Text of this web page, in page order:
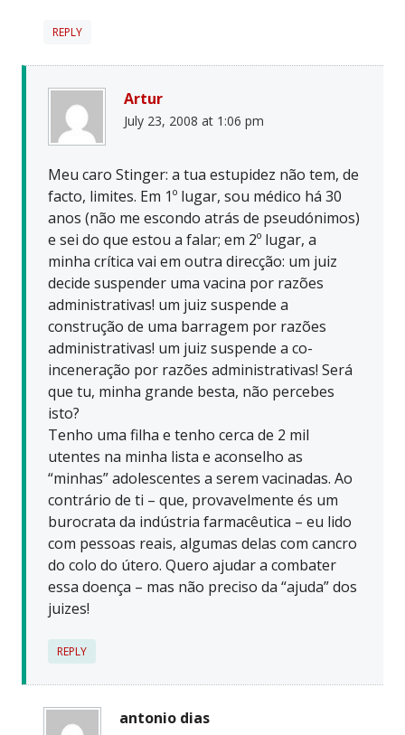
REPLY
Artur
July 23, 2008 at 1:06 pm
Meu caro Stinger: a tua estupidez não tem, de
facto, limites. Em 1º lugar, sou médico há 30
anos (não me escondo atrás de pseudónimos)
e sei do que estou a falar; em 2º lugar, a
minha crítica vai em outra direcção: um juiz
decide suspender uma vacina por razões
administrativas! um juiz suspende a
construção de uma barragem por razões
administrativas! um juiz suspende a co-
inceneração por razões administrativas! Será
que tu, minha grande besta, não percebes
isto?
Tenho uma filha e tenho cerca de 2 mil
utentes na minha lista e aconselho as
“minhas” adolescentes a serem vacinadas. Ao
contrário de ti – que, provavelmente és um
burocrata da indústria farmacêutica – eu lido
com pessoas reais, algumas delas com cancro
do colo do útero. Quero ajudar a combater
essa doença – mas não preciso da “ajuda” dos
juizes!
REPLY
antonio dias